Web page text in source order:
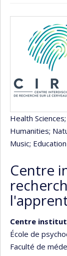
Health Sciences
Humanities;
Music; Education
Centre
Centre
École de
Faculté de